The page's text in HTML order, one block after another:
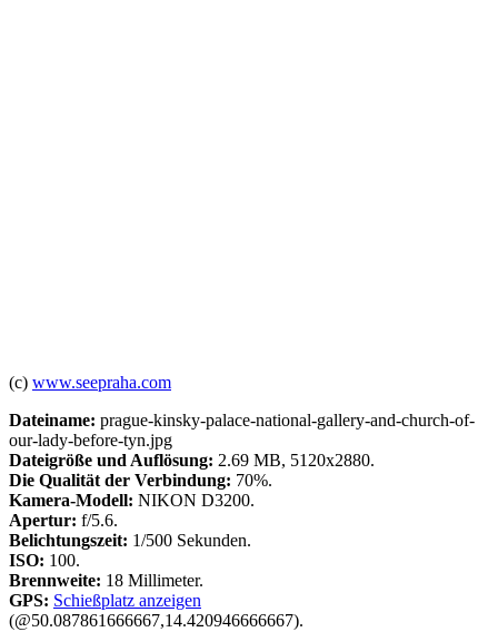
(c) www.seepraha.com
Dateiname: prague-kinsky-palace-national-gallery-and-church-of-
our-lady-before-tyn.jpg
Dateigröße und Auflösung: 2.69 MB, 5120x2880.
Die Qualität der Verbindung: 70%.
Kamera-Modell: NIKON D3200.
Apertur: f/5.6.
Belichtungszeit: 1/500 Sekunden.
ISO: 100.
Brennweite: 18 Millimeter.
GPS: Schießplatz anzeigen
(@50.087861666667,14.420946666667).